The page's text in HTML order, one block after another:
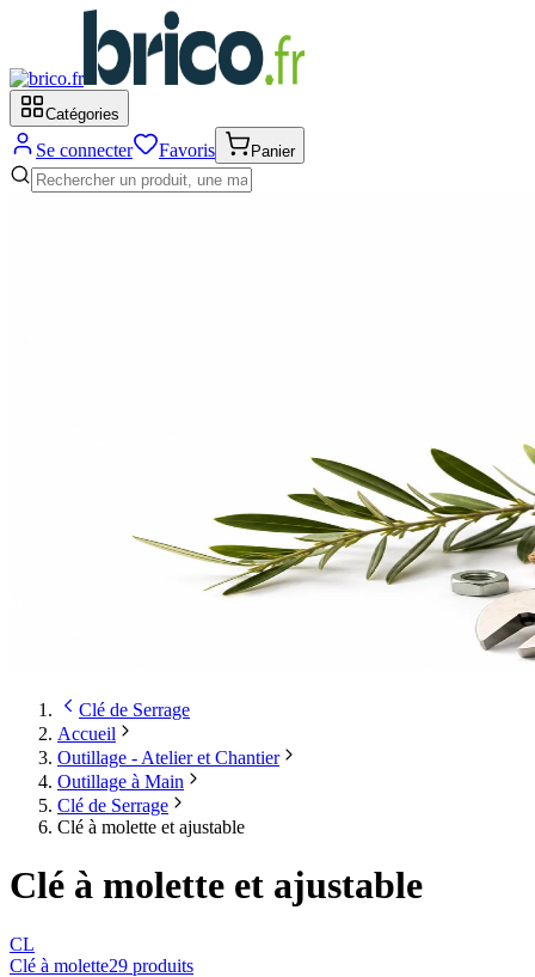
Catégories
Se connecter Favoris Panier
Clé de Serrage
Accueil
Outillage - Atelier et Chantier
Outillage à Main
Clé de Serrage
Clé à molette et ajustable
Clé à molette et ajustable
CL
Clé à molette29 produits